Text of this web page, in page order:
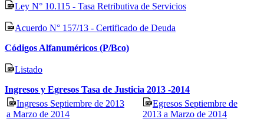
Ley N° 10.115 - Tasa Retributiva de Servicios
Acuerdo N° 157/13 - Certificado de Deuda
Códigos Alfanuméricos (P/Bco)
Listado
Ingresos y Egresos Tasa de Justicia 2013 -2014
Ingresos Septiembre de 2013
a Marzo de 2014
Egresos Septiembre de
2013 a Marzo de 2014